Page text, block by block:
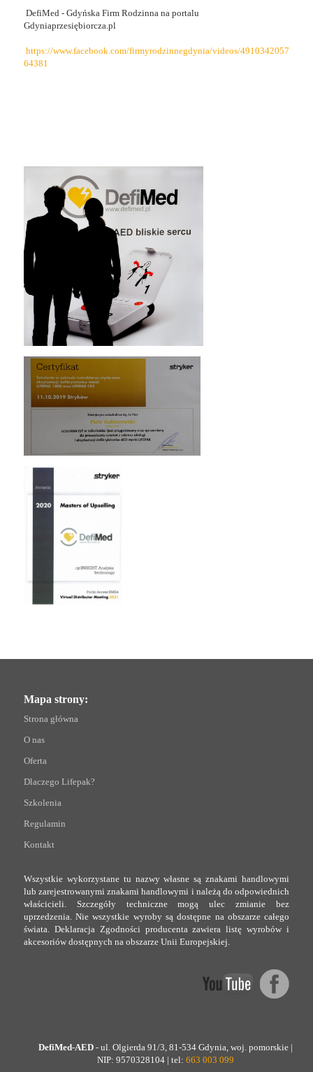
DefiMed - Gdyńska Firm Rodzinna na portalu
Gdyniaprzesiębiorcza.pl
https://www.facebook.com/firmyrodzinnegdynia/videos/4910342057
64381
Mapa strony:
Strona główna
O nas
Oferta
Dlaczego Lifepak?
Szkolenia
Regulamin
Kontakt
Wszystkie wykorzystane tu nazwy własne są znakami handlowymi
lub zarejestrowanymi znakami handlowymi i należą do odpowiednich
właścicieli. Szczegóły techniczne mogą ulec zmianie bez
uprzedzenia. Nie wszystkie wyroby są dostępne na obszarze całego
świata. Deklaracja Zgodności producenta zawiera listę wyrobów i
akcesoriów dostępnych na obszarze Unii Europejskiej.
DefiMed-AED- ul. Olgierda 91/3, 81-534 Gdynia, woj. pomorskie |
NIP: 9570328104 | tel: 663 003 099